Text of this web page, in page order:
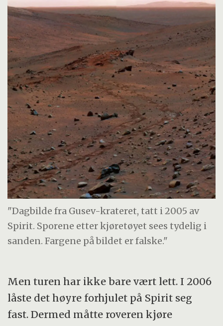
"Dagbilde fra Gusev-krateret, tatt i 2005 av
Spirit. Sporene etter kjøretøyet sees tydelig i
sanden. Fargene på bildet er falske."
Men turen har ikke bare vært lett. I 2006
låste det høyre forhjulet på Spirit seg
fast. Dermed måtte roveren kjøre